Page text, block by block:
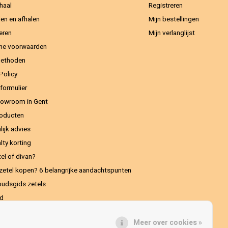
en afhalen
voorwaarden
in Gent
advies
korting
of divan?
kopen? 6 belangrijke aandachtspunten
zetels
Registreren
Mijn bestellingen
Mijn verlanglijst
Meer over cookies »